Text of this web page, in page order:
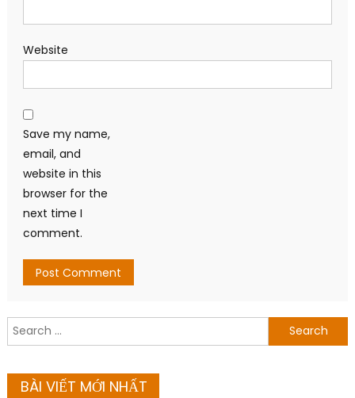
Website
Save my name,
email, and
website in this
browser for the
next time I
comment.
Search
for:
BÀI VIẾT MỚI NHẤT